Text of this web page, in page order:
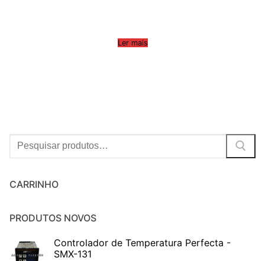
Ler mais
Procurar:
CARRINHO
PRODUTOS NOVOS
Controlador de Temperatura Perfecta -
SMX-131